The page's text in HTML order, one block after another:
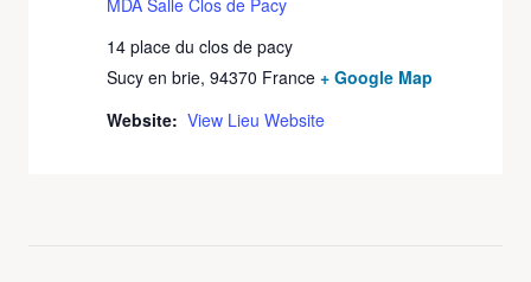
14 place du clos de pacy
Sucy en brie, 94370 France + Google Map
Website: View Lieu Website